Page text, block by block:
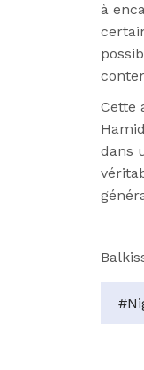
à
Cette
dans